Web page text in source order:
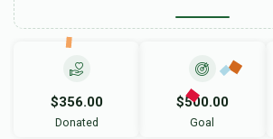
$356.00
Donated
$500.00
Goal